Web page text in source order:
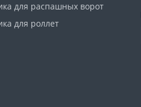
для распашных ворот
для роллет